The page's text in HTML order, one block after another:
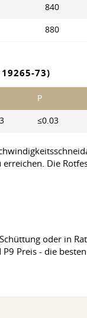
840
880
19265-73)
P
≤0.03
Die
oder in
Preis - die